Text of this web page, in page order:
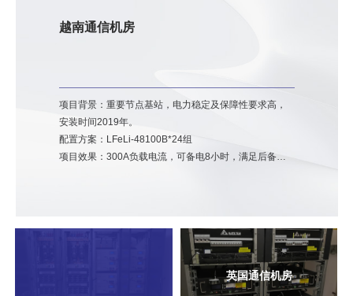
越南通信机房
项目背景：重要节点基站，电力稳定及保障性要求高，
安装时间2019年。
配置方案：LFeLi-48100B*24组
项目效果：300A负载电流，可备电8小时，满足后备时
英国通信机房